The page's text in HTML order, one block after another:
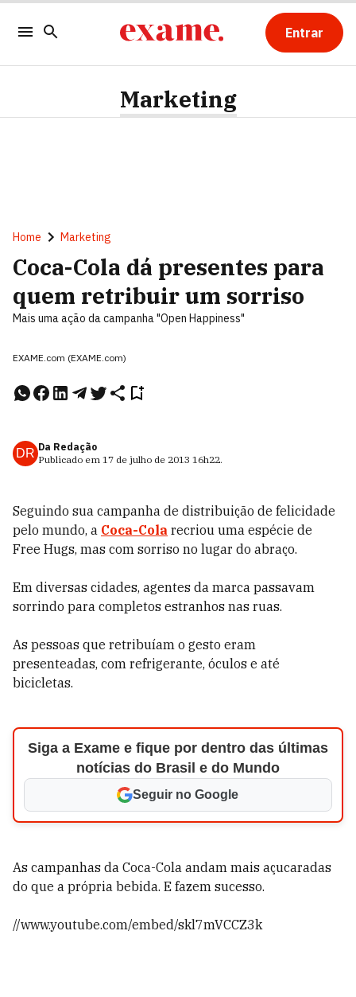
Entrar
Marketing
Home Marketing
Coca-Cola dá presentes para
quem retribuir um sorriso
Mais uma ação da campanha "Open Happiness"
EXAME.com (EXAME.com)
DR Da Redação
Publicado em 17 de julho de 2013 16h22.
Seguindo sua campanha de distribuição de felicidade
pelo mundo, a Coca-Cola recriou uma espécie de
Free Hugs, mas com sorriso no lugar do abraço.
Em diversas cidades, agentes da marca passavam
sorrindo para completos estranhos nas ruas.
As pessoas que retribuíam o gesto eram
presenteadas, com refrigerante, óculos e até
bicicletas.
Siga a Exame e fique por dentro das últimas
notícias do Brasil e do Mundo
Seguir no Google
As campanhas da Coca-Cola andam mais açucaradas
do que a própria bebida. E fazem sucesso.
//www.youtube.com/embed/skl7mVCCZ3k